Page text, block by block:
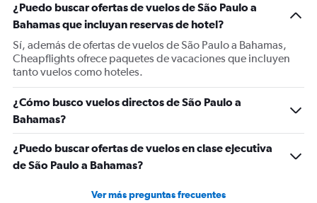
Y
axis
displaying
values.
Range:
0
1200.
¿Puedo buscar ofertas de vuelos de São Paulo a
Bahamas que incluyan reservas de hotel?
Sí, además de ofertas de vuelos de São Paulo a Bahamas,
Cheapflights ofrece paquetes de vacaciones que incluyen
tanto vuelos como hoteles.
¿Cómo busco vuelos directos de São Paulo a
Bahamas?
¿Puedo buscar ofertas de vuelos en clase ejecutiva
de São Paulo a Bahamas?
Ver más preguntas frecuentes